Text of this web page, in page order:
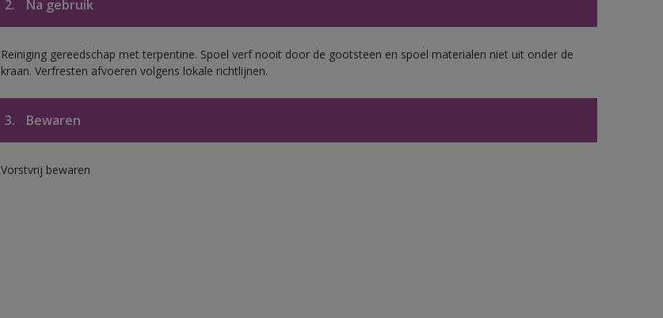
2. Na gebruik
Reiniging gereedschap met terpentine. Spoel verf nooit door de gootsteen en spoel materialen niet uit onder de
kraan. Verfresten afvoeren volgens lokale richtlijnen.
3. Bewaren
Vorstvrij bewaren